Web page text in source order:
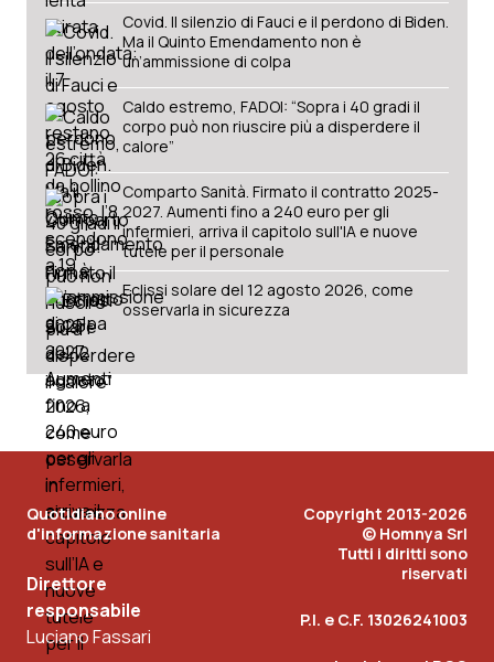
Tumori gastrointestinali
Ulcera & Reflusso
Vaccini
Covid. Il silenzio di Fauci e il perdono di Biden.
Ma il Quinto Emendamento non è
un’ammissione di colpa
Caldo estremo, FADOI: “Sopra i 40 gradi il
corpo può non riuscire più a disperdere il
calore”
Comparto Sanità. Firmato il contratto 2025-
2027. Aumenti fino a 240 euro per gli
infermieri, arriva il capitolo sull'IA e nuove
tutele per il personale
Eclissi solare del 12 agosto 2026, come
osservarla in sicurezza
Quotidiano online
d'informazione sanitaria
Direttore
responsabile
Luciano Fassari
Copyright 2013-2026
© Homnya Srl
Tutti i diritti sono
riservati
P.I. e C.F. 13026241003